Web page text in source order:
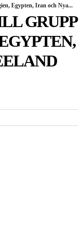
Egypten, Iran och Nya...
GRUPP